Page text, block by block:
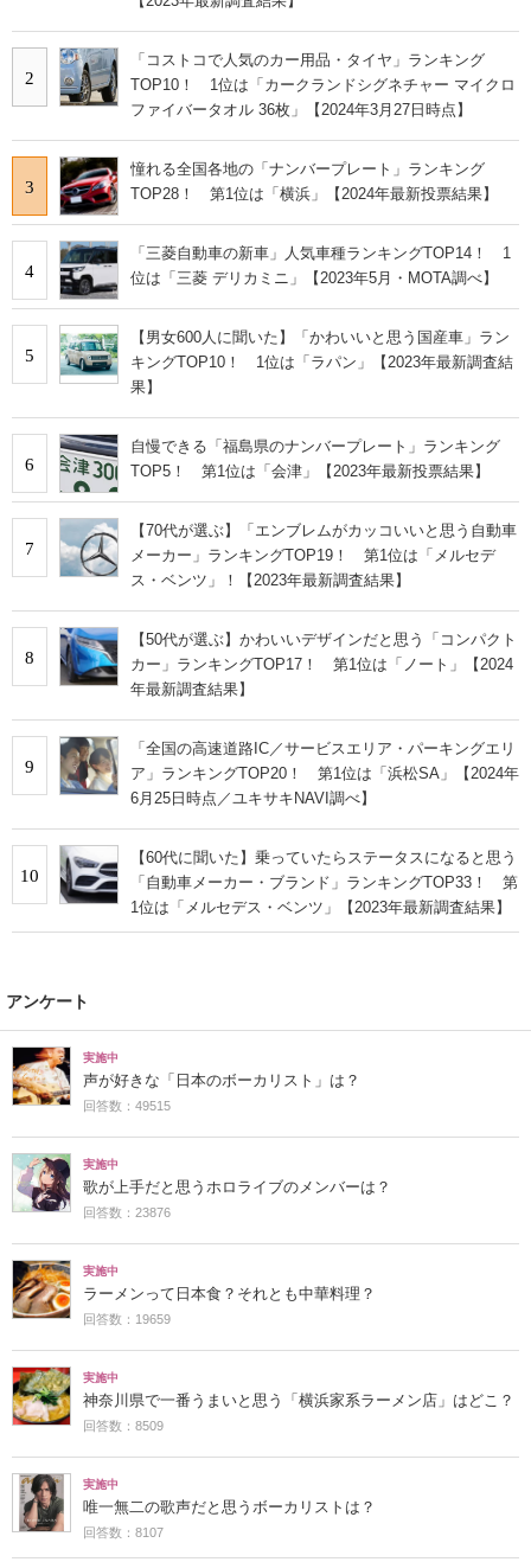
2
「コストコで人気のカー用品・タイヤ」ランキング
TOP10！ 1位は「カークランドシグネチャー マイクロ
ファイバータオル 36枚」【2024年3月27日時点】
3
憧れる全国各地の「ナンバープレート」ランキング
TOP28！ 第1位は「横浜」【2024年最新投票結果】
4
「三菱自動車の新車」人気車種ランキングTOP14！ 1
位は「三菱 デリカミニ」【2023年5月・MOTA調べ】
5
【男女600人に聞いた】「かわいいと思う国産車」ラン
キングTOP10！ 1位は「ラパン」【2023年最新調査結
果】
6
自慢できる「福島県のナンバープレート」ランキング
TOP5！ 第1位は「会津」【2023年最新投票結果】
7
【70代が選ぶ】「エンブレムがカッコいいと思う自動車
メーカー」ランキングTOP19！ 第1位は「メルセデ
ス・ベンツ」！【2023年最新調査結果】
8
【50代が選ぶ】かわいいデザインだと思う「コンパクト
カー」ランキングTOP17！ 第1位は「ノート」【2024
年最新調査結果】
9
「全国の高速道路IC／サービスエリア・パーキングエリ
ア」ランキングTOP20！ 第1位は「浜松SA」【2024年
6月25日時点／ユキサキNAVI調べ】
10
【60代に聞いた】乗っていたらステータスになると思う
「自動車メーカー・ブランド」ランキングTOP33！ 第
1位は「メルセデス・ベンツ」【2023年最新調査結果】
アンケート
実施中
声が好きな「日本のボーカリスト」は？
回答数：49515
実施中
歌が上手だと思うホロライブのメンバーは？
回答数：23876
実施中
ラーメンって日本食？それとも中華料理？
回答数：19659
実施中
神奈川県で一番うまいと思う「横浜家系ラーメン店」はどこ？
回答数：8509
実施中
唯一無二の歌声だと思うボーカリストは？
回答数：8107